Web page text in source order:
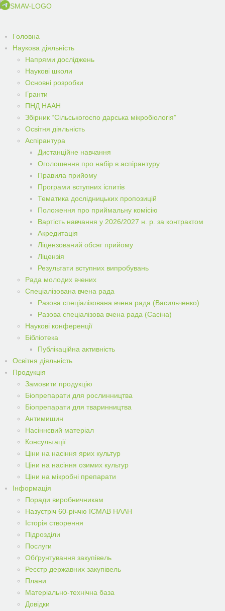
Головна
Наукова діяльність
Напрями досліджень
Наукові школи
Основні розробки
Гранти
ПНД НААН
Збірник “Сільськогоспо дарська мікробіологія”
Освітня діяльність
Аспірантура
Дистанційне навчання
Оголошення про набір в аспірантуру
Правила прийому
Програми вступних іспитів
Тематика дослідницьких пропозицій
Положення про приймальну комісію
Вартість навчання у 2026/2027 н. р. за контрактом
Акредитація
Ліцензований обсяг прийому
Ліцензія
Результати вступних випробувань
Рада молодих вчених
Спеціалізована вчена рада
Разова спеціалізована вчена рада (Васильченко)
Разова спеціалізова вчена рада (Сасіна)
Наукові конференції
Бібліотека
Публікаційна активність
Освітня діяльність
Продукція
Замовити продукцiю
Біопрепарати для рослинництва
Біопрепарати для тваринництва
Антимишин
Насіннєвий матеріал
Консультації
Ціни на насіння ярих культур
Ціни на насіння озимих культур
Ціни на мікробні препарати
Iнформацiя
Поради виробничникам
Назустріч 60-річчю ІСМАВ НААН
Історія створення
Підрозділи
Послуги
Обґрунтування закупівель
Реєстр державних закупівель
Плани
Матеріально-технічна база
Довідки